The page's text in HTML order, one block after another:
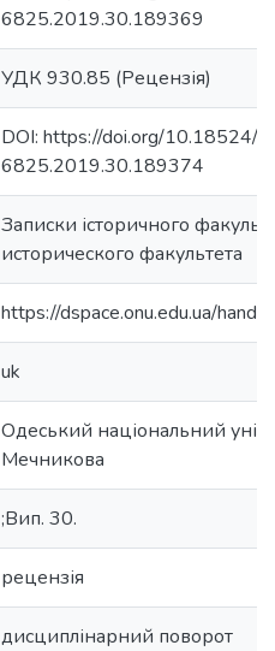
6825.2019.30.189369
УДК 930.85 (Рецензія)
DOI: https://doi.org/10.18524/
6825.2019.30.189374
Записки історичного
исторического факультета
https://dspace.onu.edu.ua/
uk
Одеський національний
Мечникова
;Вип. 30.
рецензія
дисциплінарний поворот